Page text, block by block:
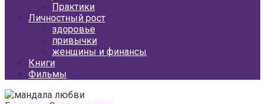
Практики
Личностный рост
здоровье
привычки
женщины и финансы
Книги
Фильмы